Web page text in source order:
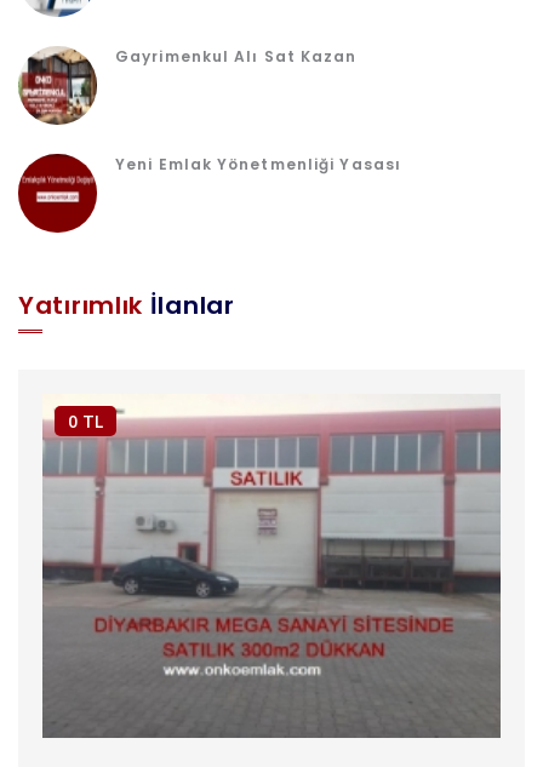
Gayrimenkul Alı Sat Kazan
Yeni Emlak Yönetmenliği Yasası
Yatırımlık İlanlar
0 TL